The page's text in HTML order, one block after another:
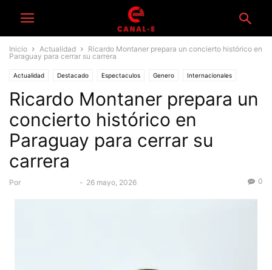
Inicio Actualidad
Ricardo Montaner prepara un concierto histórico en
Paraguay para cerrar su carrera
Actualidad Destacado Espectaculos Genero Internacionales
Ricardo Montaner prepara un
concierto histórico en
Paraguay para cerrar su
carrera
Por - 26 mayo, 2026 0